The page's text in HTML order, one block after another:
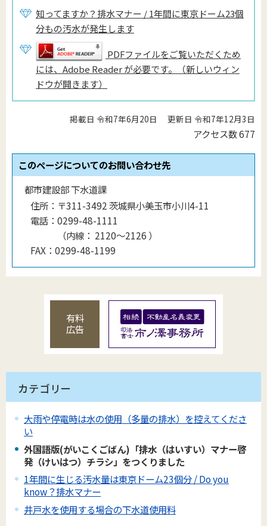
知ってますか？排水マナー / 1年間に東京ドーム23個
分もの汚水が発生します
PDFファイルをご覧いただくため
には、Adobe Reader が必要です。（新しいウィン
ドウが開きます）
掲載日 令和7年6月20日 更新日 令和7年12月3日
アクセス数677
このページについてのお問い合わせ先
都市建設部 下水道課
住所： 〒311-3492 茨城県小美玉市小川4-11
電話： 0299-48-1111
（内線 ： 2120〜2126 ）
FAX： 0299-48-1199
有料
広告
カテゴリー
大雨や停電時は水の使用（多量の排水）を控えてくださ
い
外国語版(がいこくごばん)「排水（はいすい）マナー啓
発（けいはつ）チラシ」をつくりました
1年間に生じる汚水量は東京ドーム23個分 / Do you
know？排水マナー
井戸水を使用する場合の下水道使用料